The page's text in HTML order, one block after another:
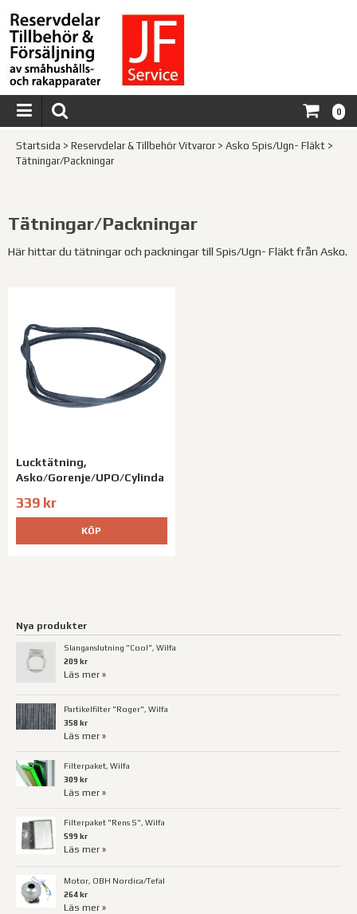
0
Startsida > Reservdelar & Tillbehör Vitvaror> Asko Spis/Ugn- Fläkt >
Tätningar/Packningar
Tätningar/Packningar
Här hittar du tätningar och packningar till Spis/Ugn- Fläkt från Asko.
Lucktätning,
Asko/Gorenje/UPO/Cylinda
339 kr
KÖP
Nya produkter
Slanganslutning "Cool", Wilfa
209 kr
Läs mer »
Partikelfilter "Roger", Wilfa
358 kr
Läs mer »
Filterpaket, Wilfa
309 kr
Läs mer »
Filterpaket "Rens S", Wilfa
599 kr
Läs mer »
Motor, OBH Nordica/Tefal
264 kr
Läs mer »